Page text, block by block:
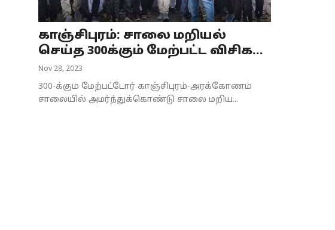
Tamilnaduகாஞ்சிபுரம்: சாலை மறியல்
செய்த 300க்கும் மேற்பட்ட விசிக...
Nov 28, 2023
300-க்கும் மேற்பட்டோர் காஞ்சிபுரம்-அரக்கோணம்
சாலையில் அமர்ந்துக்கொண்டு சாலை மறிய...